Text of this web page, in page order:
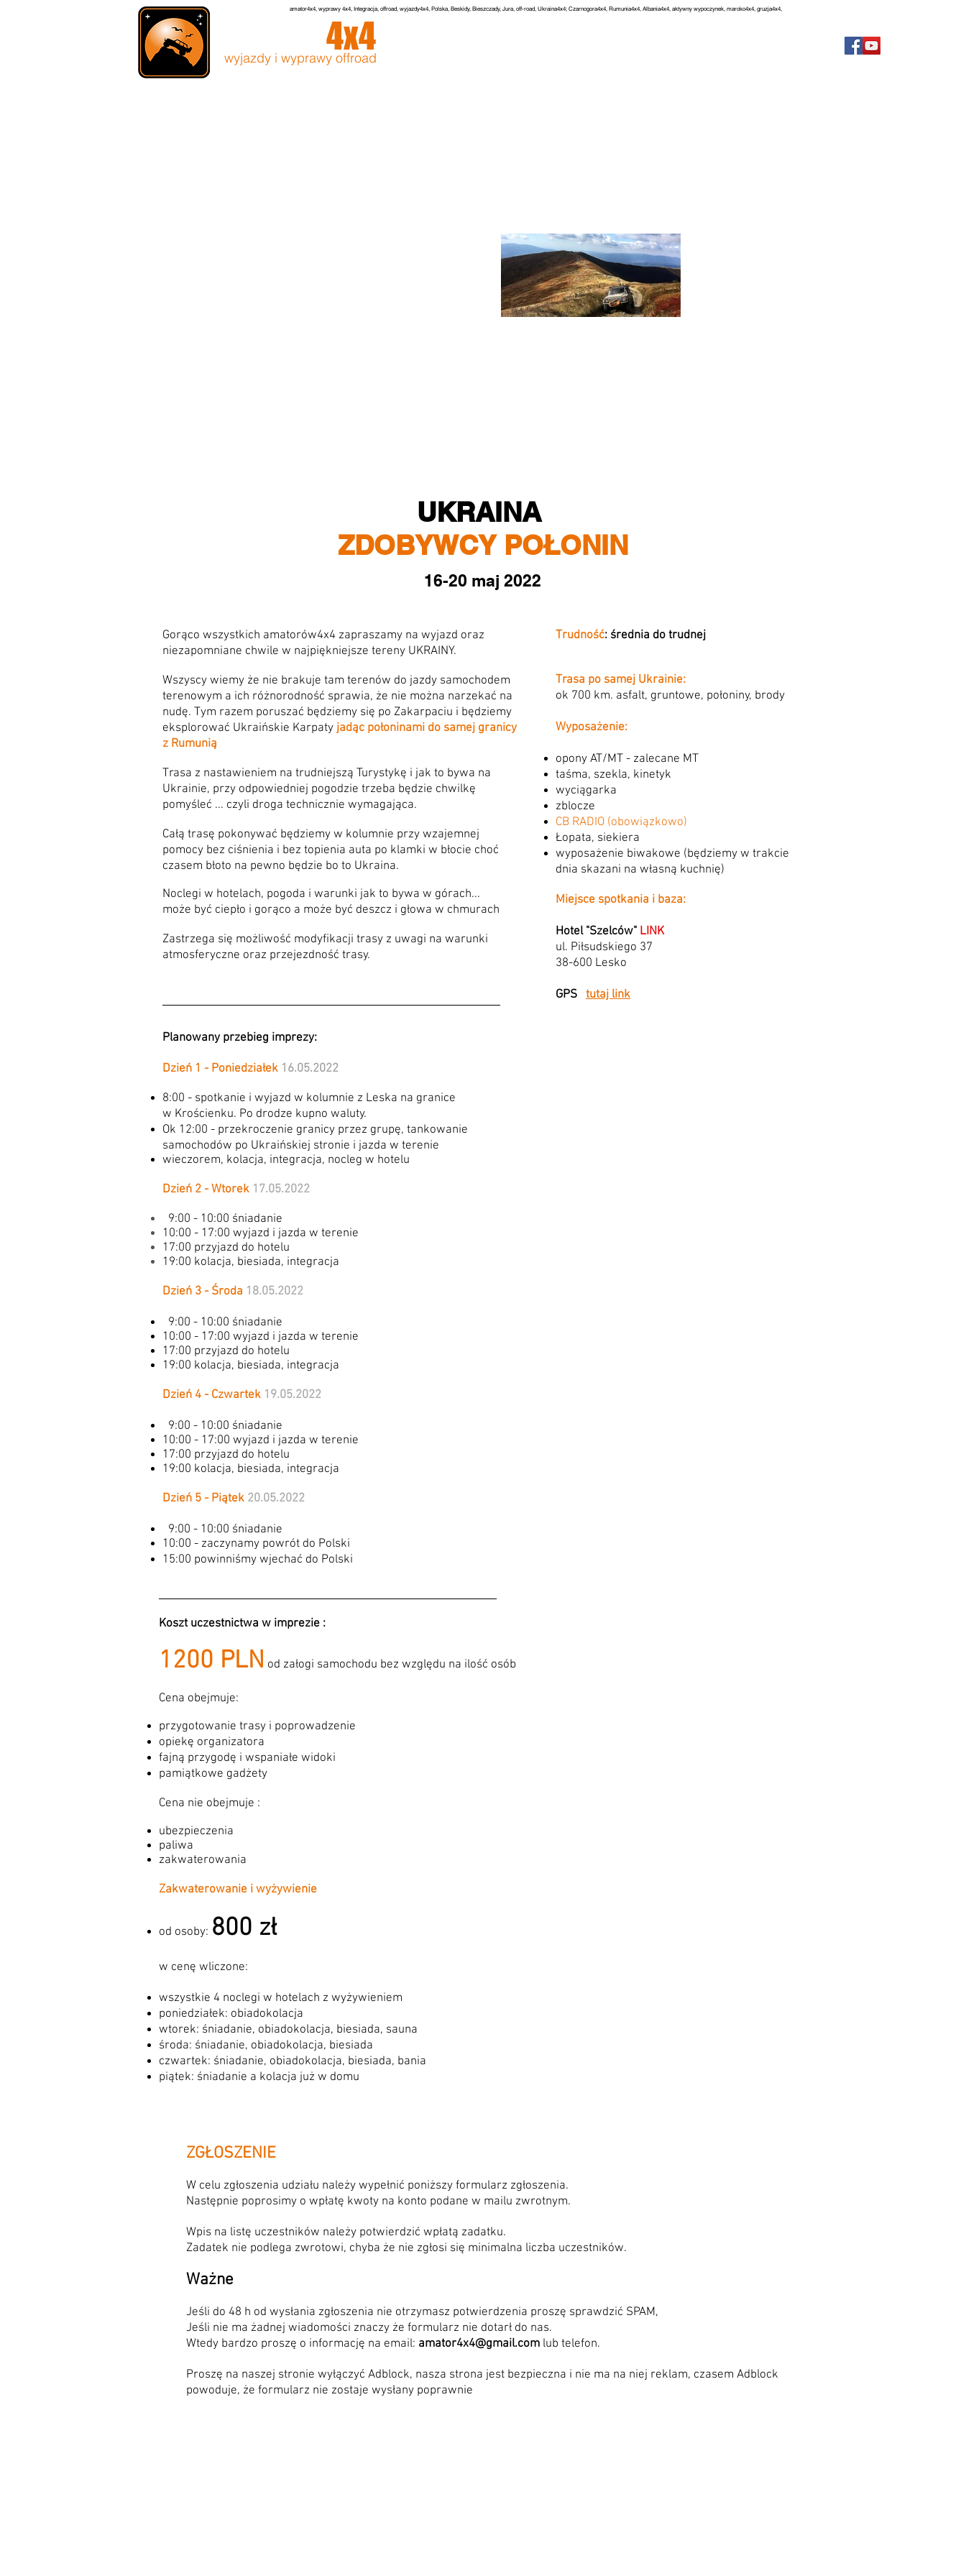
amator4x4, wyprawy 4x4, Integracja, offroad, wyjazdy4x4, Polska, Beskidy, Bieszczady, Jura, off-road, Ukraina4x4; Czarnogora4x4, Rumunia4x4, Albania4x4, aktywny wypoczynek, maroko4x4, gruzja4x4,
wyjazdy i wyprawy offroad
UKRAINA
ZDOBYWCY POŁONIN
16-20 maj 2022
Gorąco wszystkich amatorów4x4 zapraszamy na wyjazd oraz
niezapomniane chwile w najpiękniejsze tereny UKRAINY.
Wszyscy wiemy że nie brakuje tam terenów do jazdy samochodem
terenowym a ich różnorodność sprawia, że nie można narzekać na
nudę. Tym razem poruszać będziemy się po Zakarpaciu i będziemy
eksplorować Ukraińskie Karpaty jadąc połoninami do samej granicy
z Rumunią
Trasa z nastawieniem na trudniejszą Turystykę i jak to bywa na
Ukrainie, przy odpowiedniej pogodzie trzeba będzie chwilkę
pomyśleć ... czyli droga technicznie wymagająca.
Całą trasę pokonywać będziemy w kolumnie przy wzajemnej
pomocy bez ciśnienia i bez topienia auta po klamki w błocie choć
czasem błoto na pewno będzie bo to Ukraina.
Noclegi w hotelach, pogoda i warunki jak to bywa w górach...
może być ciepło i gorąco a może być deszcz i głowa w chmurach
Zastrzega się możliwość modyfikacji trasy z uwagi na warunki
atmosferyczne oraz przejezdność trasy.
Trudność: średnia do trudnej
Trasa po samej Ukrainie:
ok 700 km. asfalt, gruntowe, połoniny, brody
Wyposażenie:
opony AT/MT - zalecane MT
taśma, szekla, kinetyk
wyciągarka
zblocze
CB RADIO (obowiązkowo)
Łopata, siekiera
wyposażenie biwakowe (będziemy w trakcie
dnia skazani na własną kuchnię)
Miejsce spotkania i baza:
Hotel "Szelców" LINK
ul. Piłsudskiego 37
38-600 Lesko
GPS tutaj link
Planowany przebieg imprezy:
Dzień 1 - Poniedziałek 16.05.2022
8:00 - spotkanie i wyjazd w kolumnie z Leska na granice
w Krościenku. Po drodze kupno waluty.
Ok 12:00 - przekroczenie granicy przez grupę, tankowanie
samochodów po Ukraińskiej stronie i jazda w terenie
wieczorem, kolacja, integracja, nocleg w hotelu
Dzień 2 - Wtorek 17.05.2022
9:00 - 10:00 śniadanie
10:00 - 17:00 wyjazd i jazda w terenie
17:00 przyjazd do hotelu
19:00 kolacja, biesiada, integracja
Dzień 3 - Środa 18.05.2022
9:00 - 10:00 śniadanie
10:00 - 17:00 wyjazd i jazda w terenie
17:00 przyjazd do hotelu
19:00 kolacja, biesiada, integracja
Dzień 4 - Czwartek 19.05.2022
9:00 - 10:00 śniadanie
10:00 - 17:00 wyjazd i jazda w terenie
17:00 przyjazd do hotelu
19:00 kolacja, biesiada, integracja
Dzień 5 - Piątek 20.05.2022
9:00 - 10:00 śniadanie
10:00 - zaczynamy powrót do Polski
15:00 powinniśmy wjechać do Polski
Koszt uczestnictwa w imprezie :
1200 PLN od załogi samochodu bez względu na ilość osób
Cena obejmuje:
przygotowanie trasy i poprowadzenie
opiekę organizatora
fajną przygodę i wspaniałe widoki
pamiątkowe gadżety
Cena nie obejmuje :
ubezpieczenia
paliwa
zakwaterowania
Zakwaterowanie i wyżywienie
od osoby: 800 zł
w cenę wliczone:
wszystkie 4 noclegi w hotelach z wyżywieniem
poniedziałek: obiadokolacja
wtorek: śniadanie, obiadokolacja, biesiada, sauna
środa: śniadanie, obiadokolacja, biesiada
czwartek: śniadanie, obiadokolacja, biesiada, bania
piątek: śniadanie a kolacja już w domu
ZGŁOSZENIE
W celu zgłoszenia udziału należy wypełnić poniższy formularz zgłoszenia.
Następnie poprosimy o wpłatę kwoty na konto podane w mailu zwrotnym.
Wpis na listę uczestników należy potwierdzić wpłatą zadatku.
Zadatek nie podlega zwrotowi, chyba że nie zgłosi się minimalna liczba uczestników.
Ważne
Jeśli do 48 h od wysłania zgłoszenia nie otrzymasz potwierdzenia proszę sprawdzić SPAM,
Jeśli nie ma żadnej wiadomości znaczy że formularz nie dotarł do nas.
Wtedy bardzo proszę o informację na email: amator4x4@gmail.com lub telefon.
Proszę na naszej stronie wyłączyć Adblock, nasza strona jest bezpieczna i nie ma na niej reklam, czasem Adblock
powoduje, że formularz nie zostaje wysłany poprawnie
4x4